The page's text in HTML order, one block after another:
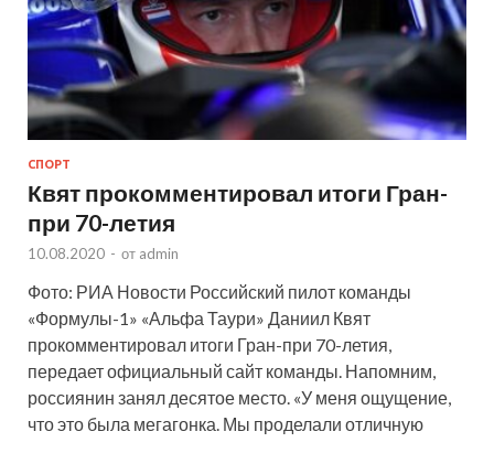
СПОРТ
Квят прокомментировал итоги Гран-
при 70-летия
10.08.2020 - от admin
Фото: РИА Новости Российский пилот команды
«Формулы-1» «Альфа Таури» Даниил Квят
прокомментировал итоги Гран-при 70-летия,
передает официальный сайт команды. Напомним,
россиянин занял десятое место. «У меня ощущение,
что это была мегагонка. Мы проделали отличную